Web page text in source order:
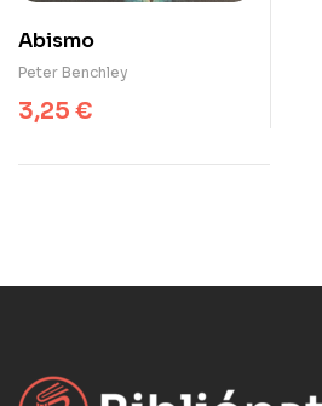
Abismo
Peter Benchley
3,25 €